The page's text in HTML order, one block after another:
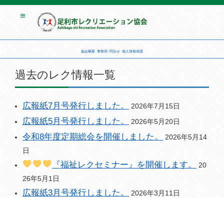
協会概要 事務局･問合せ 個人情報保護
過去のレク情報一覧
広報紙7月号発行しました。 2026年7月15日
広報紙5月号発行しました。 2026年5月20日
令和8年度定期総会を開催しました。
2026年5月14
日
『福祉レクセミナー』を開催します。
20
26年5月1日
広報紙3月号発行しました。 2026年3月11日